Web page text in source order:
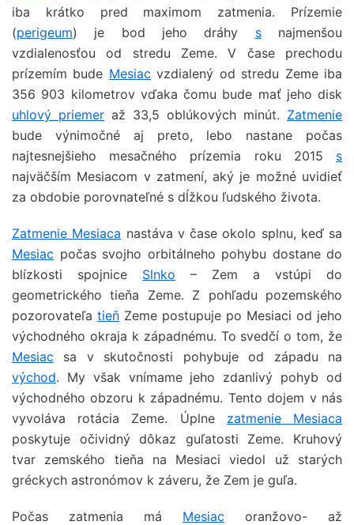
iba krátko pred maximom zatmenia. Prízemie
(perigeum) je bod jeho dráhy snajmenšou
vzdialenosťou od stredu Zeme. V čase prechodu
prízemím bude Mesiac vzdialený od stredu Zeme iba
356 903 kilometrov vďaka čomu bude mať jeho disk
uhlový priemer až 33,5 oblúkových minút. Zatmenie
bude výnimočné aj preto, lebo nastane počas
najtesnejšieho mesačného prízemia roku 2015 s
najväčším Mesiacom v zatmení, aký je možné uvidieť
za obdobie porovnateľné s dĺžkou ľudského života.
Zatmenie Mesiaca nastáva v čase okolo splnu, keď sa
Mesiac počas svojho orbitálneho pohybu dostane do
blízkosti spojnice Slnko – Zem a vstúpi do
geometrického tieňa Zeme. Z pohľadu pozemského
pozorovateľa tieň Zeme postupuje po Mesiaci od jeho
východného okraja k západnému. To svedčí o tom, že
Mesiac sa v skutočnosti pohybuje od západu na
východ. My však vnímame jeho zdanlivý pohyb od
východného obzoru k západnému. Tento dojem v nás
vyvoláva rotácia Zeme. Úplne zatmenie Mesiaca
poskytuje očividný dôkaz guľatosti Zeme. Kruhový
tvar zemského tieňa na Mesiaci viedol už starých
gréckych astronómov k záveru, že Zem je guľa.
Počas zatmenia má Mesiac oranžovo- až